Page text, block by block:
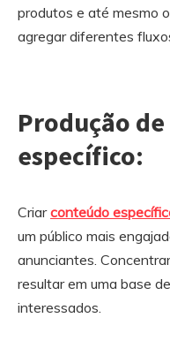
produtos e até mesmo
agregar diferentes
Produção
específico:
Criarconteúdo
um público mais
anunciantes.
resultar em uma base
interessados.